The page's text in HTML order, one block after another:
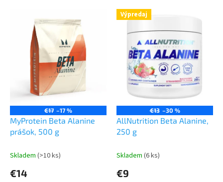
€17 –17 %
MyProtein Beta Alanine
prášok, 500 g
Skladem (>10 ks)
€14
Výpredaj
€13 –30 %
AllNutrition Beta Alanine,
250 g
Skladem (6 ks)
€9